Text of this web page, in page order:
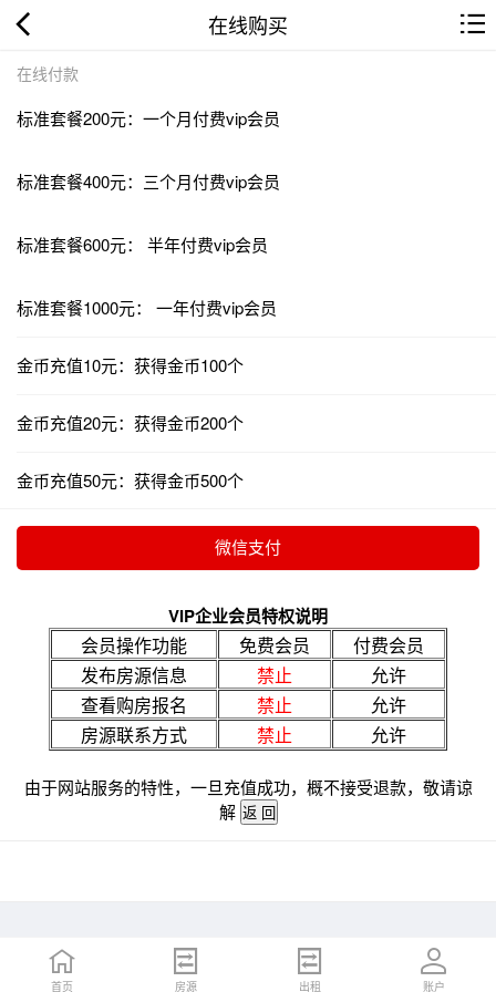
在线购买
在线付款
标准套餐200元：一个月付费vip会员
标准套餐400元：三个月付费vip会员
标准套餐600元： 半年付费vip会员
标准套餐1000元： 一年付费vip会员
金币充值10元：获得金币100个
金币充值20元：获得金币200个
金币充值50元：获得金币500个
VIP企业会员特权说明
会员操作功能 免费会员
付费会员
发布房源信息
禁止
允许
查看购房报名
禁止
允许
房源联系方式
禁止 允许
由于网站服务的特性，一旦充值成功，概不接受退款，敬请谅
解
首页 房源 出租 账户